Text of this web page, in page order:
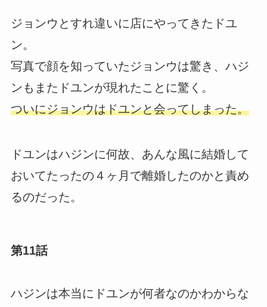
ジョンウとすれ違いに店にやってきたドユ
ン。
写真で顔を知っていたジョンウは驚き、ハジ
ンもまたドユンが現れたことに驚く。
ついにジョンウはドユンと会ってしまった。
ドユンはハジンに何故、あんな風に結婚して
おいてたったの４ヶ月で離婚したのかと責め
るのだった。
第11話
ハジンは本当にドユンが何者なのかわからな